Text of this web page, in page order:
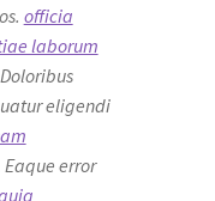
officia
laborum
eligendi
error